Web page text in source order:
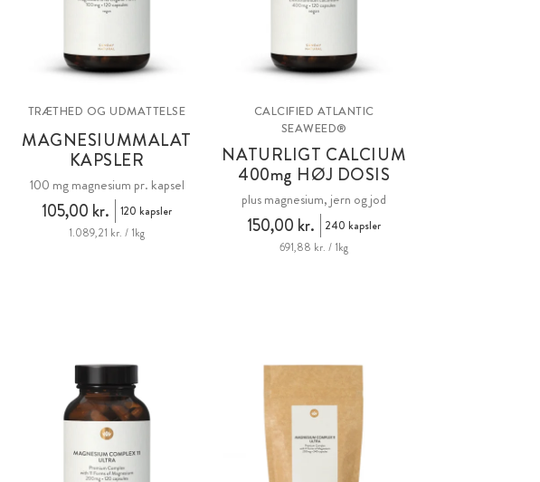
TRÆTHED OG UDMATTELSE
MAGNESIUMMALAT
KAPSLER
100 mg magnesium pr. kapsel
105,00 kr.
120 kapsler
1.089,21 kr. / 1kg
CALCIFIED ATLANTIC
SEAWEED®
NATURLIGT CALCIUM
400mg HØJ DOSIS
plus magnesium, jern og jod
150,00 kr.
240 kapsler
691,88 kr. / 1kg